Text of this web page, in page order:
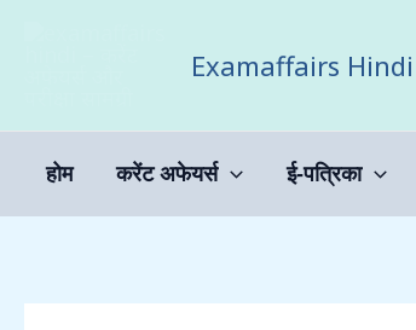
Examaffairs Hindi
होम करेंट अफेयर्स ई-पत्रिका